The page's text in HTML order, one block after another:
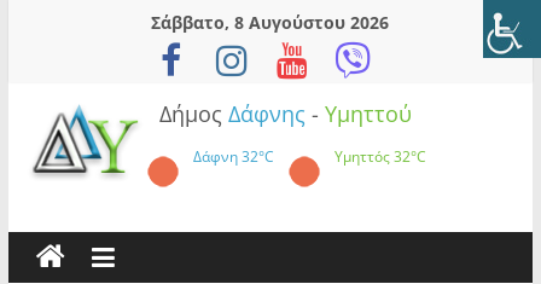
Σάββατο, 8 Αυγούστου 2026
Δήμος Δάφνης - Υμηττού
Δάφνη32°C Υμηττός32°C